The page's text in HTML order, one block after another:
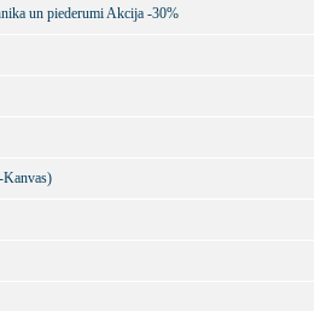
un piederumi Akcija -30%
Kanvas)